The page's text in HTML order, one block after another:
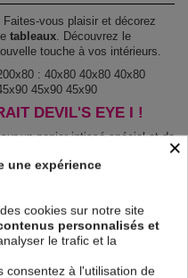
Faites-vous plaisir et décorez
tableaux. Découvrez le
touche à vos intérieurs.
: 40x80 40x80 40x80
45x90 45x90
DEVIL'S EYE I !
un papier intissé spécial et de
sur tous les cotés et
respectueux de
aux rayons UV, inodore
à coucher et la chambre
×
une expérience
cookies sur notre site
personnalisés et
le trafic et la
consentez à l'utilisation de